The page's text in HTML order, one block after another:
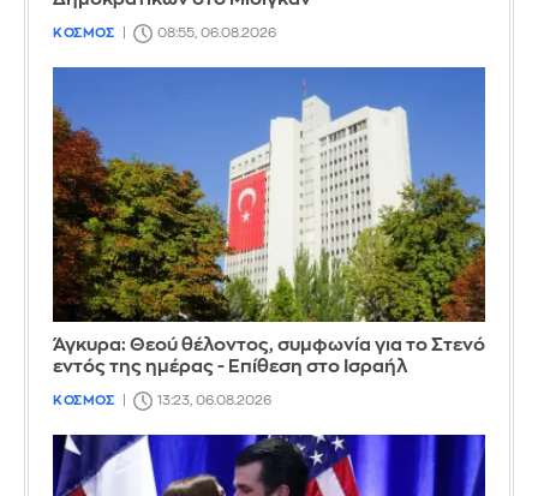
ΚΟΣΜΟΣ 08:55, 06.08.2026
Άγκυρα: Θεού θέλοντος, συμφωνία για το Στενό
εντός της ημέρας - Επίθεση στο Ισραήλ
ΚΟΣΜΟΣ 13:23, 06.08.2026